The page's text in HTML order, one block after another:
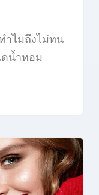
ำไมถึงไม่ทน
ดน้ำหอม